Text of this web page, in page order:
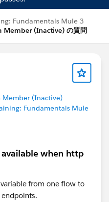
Fundamentals Mule 3
(Inactive) の質問
(Inactive)
Fundamentals Mule
when http
from one flow to